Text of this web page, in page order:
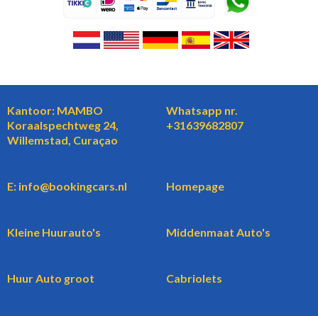
Kantoor: MAMBO
Koraalspechtweg 24,
Willemstad, Curaçao
Whatsapp nr.
+31639682807
E: info@bookingcars.nl Homepage
Kleine Huurauto's Middenmaat Auto's
Huur Auto groot Cabriolets